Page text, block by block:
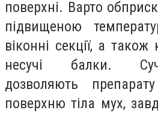
поверхні. Варто
підвищеною
віконні секції, а також
несучі балки.
дозволяють
поверхню тіла мух,